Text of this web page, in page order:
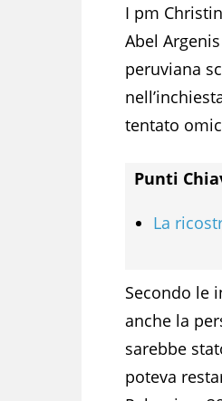
I pm
Abel
peruviana
tentato
Punti
La
Secondo le
anche la
sarebbe
poteva